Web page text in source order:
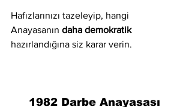
Hafızlarınızı tazeleyip, hangi
Anayasanın daha demokratik
hazırlandığına siz karar verin.
1982 Darbe Anayasası